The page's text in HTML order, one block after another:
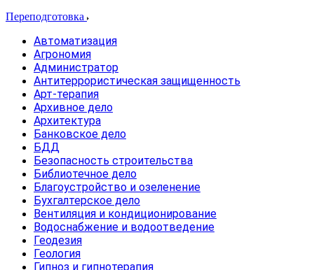
Переподготовка
Автоматизация
Агрономия
Администратор
Антитеррористическая защищенность
Арт-терапия
Архивное дело
Архитектура
Банковское дело
БДД
Безопасность строительства
Библиотечное дело
Благоустройство и озеленение
Бухгалтерское дело
Вентиляция и кондиционирование
Водоснабжение и водоотведение
Геодезия
Геология
Гипноз и гипнотерапия